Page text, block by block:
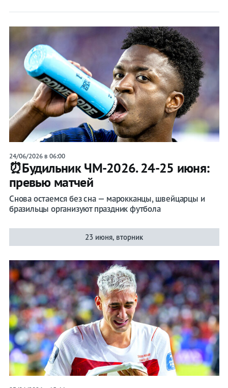
24/06/2026 в 06:00
⏰Будильник ЧМ-2026. 24-25 июня:
превью матчей
Снова остаемся без сна — марокканцы, швейцарцы и
бразильцы организуют праздник футбола
23 июня, вторник